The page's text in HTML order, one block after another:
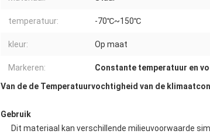
temperatuur: -70℃~150℃
kleur: Op maat
Markeren: Constante temperatuur en
Van de de Temperatuurvochtigheid van de
Gebruik
Dit materiaal kan verschillende milieuvoorwaarde